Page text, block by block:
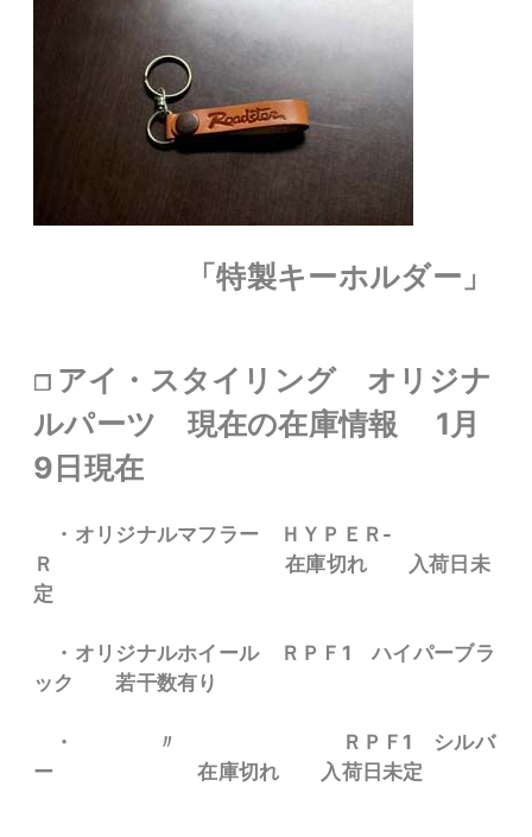
「特製キーホルダー」
❐ アイ・スタイリング オリジナ
ルパーツ 現在の在庫情報 1月
9日現在
・オリジナルマフラー ＨＹＰＥＲ-
Ｒ 在庫切れ 入荷日未
定
・オリジナルホイール ＲＰＦ1 ハイパーブラ
ック 若干数有り
・ 〃 ＲＰＦ1 シルバ
ー 在庫切れ 入荷日未定